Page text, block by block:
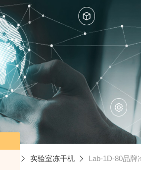
实验室冻干机 Lab-1D-80品牌